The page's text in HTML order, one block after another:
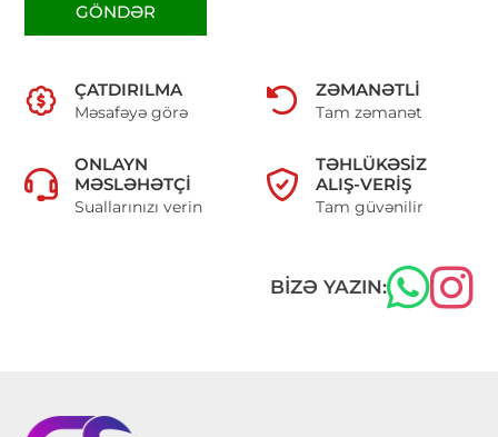
GÖNDƏR
ÇATDIRILMA
Məsafəyə görə
ZƏMANƏTLI
Tam zəmanət
ONLAYN
MƏSLƏHƏTÇI
Suallarınızı verin
TƏHLÜKƏSIZ
ALIŞ-VERIŞ
Tam güvənilir
BIZƏ YAZIN: